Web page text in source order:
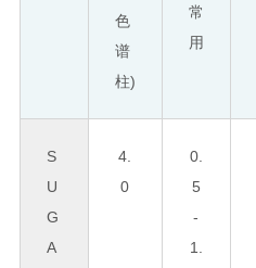
色
谱
柱)
常
用
S
U
G
A
4.
0
0.
5
-
1.